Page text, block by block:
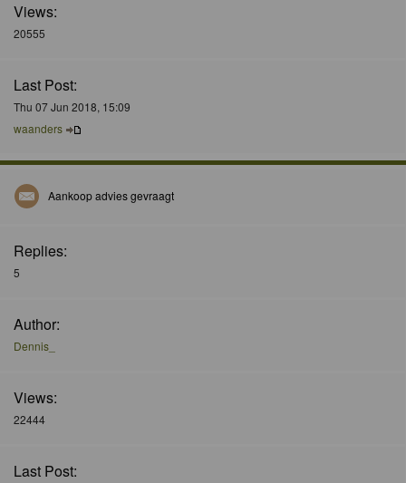
Views:
20555
Last Post:
Thu 07 Jun 2018, 15:09
waanders
Aankoop advies gevraagt
Replies:
5
Author:
Dennis_
Views:
22444
Last Post: